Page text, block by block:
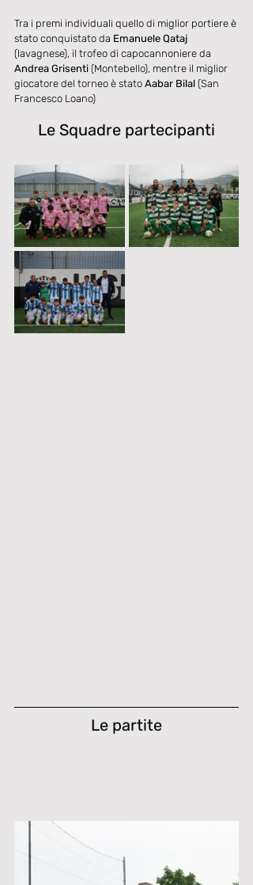
Tra i premi individuali quello di miglior portiere è
stato conquistato da Emanuele Qataj
(lavagnese), il trofeo di capocannoniere da
Andrea Grisenti (Montebello), mentre il miglior
giocatore del torneo è stato Aabar Bilal (San
Francesco Loano)
Le Squadre partecipanti
Le partite